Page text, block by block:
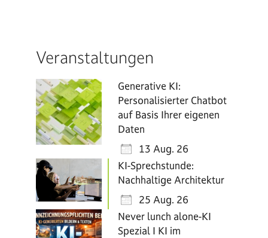
Veranstaltungen
Generative KI:
Personalisierter Chatbot
auf Basis Ihrer eigenen
Daten
13 Aug. 26
KI-Sprechstunde:
Nachhaltige Architektur
25 Aug. 26
Never lunch alone-KI
Spezial I KI im